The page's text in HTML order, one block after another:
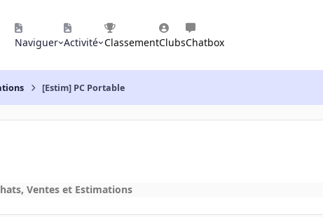
Naviguer Activité ClassementClubsChatbox
[Estim] PC Portable
Ventes et Estimations